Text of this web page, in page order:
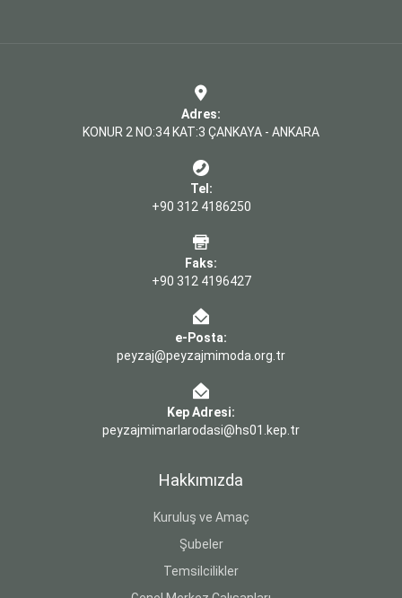
Adres:
KONUR 2 NO:34 KAT:3 ÇANKAYA - ANKARA
Tel:
+90 312 4186250
Faks:
+90 312 4196427
e-Posta:
peyzaj@peyzajmimoda.org.tr
Kep Adresi:
peyzajmimarlarodasi@hs01.kep.tr
Hakkımızda
Kuruluş ve Amaç
Şubeler
Temsilcilikler